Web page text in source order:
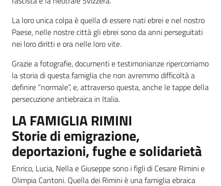
La loro unica colpa è quella di essere nati ebrei e nel nostro
Paese, nelle nostre città gli ebrei sono da anni perseguitati
nei loro diritti e ora nelle loro vite.
Grazie a fotografie, documenti e testimonianze ripercorriamo
la storia di questa famiglia che non avremmo difficoltà a
definire “normale”, e, attraverso questa, anche le tappe della
persecuzione antiebraica in Italia.
LA FAMIGLIA RIMINI
Storie di emigrazione,
deportazioni, fughe e solidarietà
Enrico, Lucia, Nella e Giuseppe sono i figli di Cesare Rimini e
Olimpia Cantoni. Quella dei Rimini è una famiglia ebraica